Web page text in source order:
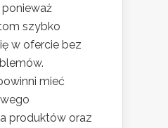
szybko
w ofercie bez
mieć
produktów oraz